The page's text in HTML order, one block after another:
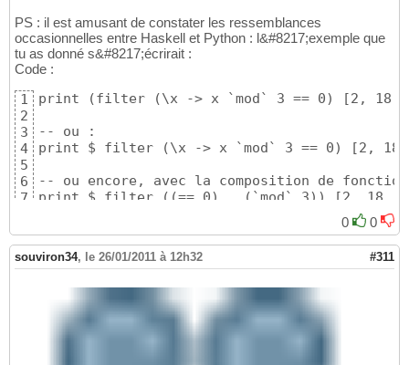
PS : il est amusant de constater les ressemblances
occasionnelles entre Haskell et Python : l&#8217;exemple que
tu as donné s&#8217;écrirait :
Code :
1
2
3
4
5
6
7
print (filter (\x -> x `mod` 3 == 0) [2, 18,
-- ou :
print $ filter (\x -> x `mod` 3 == 0) [2,
-- ou encore, avec la composition de
print $ filter ((== 0) . (`mod` 3)) [2, 18,
0 0
souviron34, le 26/01/2011 à 12h32 #311